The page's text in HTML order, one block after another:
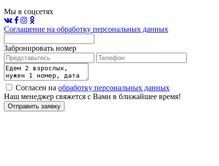
Мы в соцсетях
Соглашение на обработку персональных данных
Забронировать номер
Согласен на обработку персональных данных
Наш менеджер свяжется с Вами в ближайшее время!